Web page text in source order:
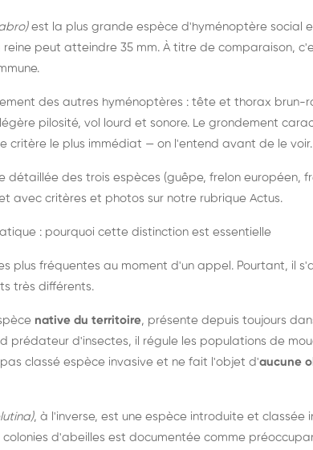
est la plus grande espèce d'hyménoptère social
reine peut atteindre 35 mm. À titre de comparaison,
des autres hyménoptères : tête et thorax brun-
pilosité, vol lourd et sonore. Le grondement
critère le plus immédiat — on l'entend avant de le voir.
détaillée des trois espèces (guêpe, frelon européen,
avec critères et photos sur notre rubrique Actus.
: pourquoi cette distinction est essentielle
plus fréquentes au moment d'un appel. Pourtant, il
très différents.
native du territoire, présente depuis toujours
prédateur d'insectes, il régule les populations de
classé espèce invasive et ne fait l'objet d'aucune
, à l'inverse, est une espèce introduite et classée
colonies d'abeilles est documentée comme